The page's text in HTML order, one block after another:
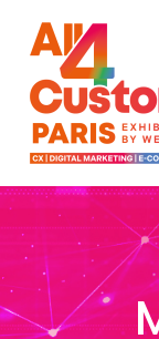
contenu